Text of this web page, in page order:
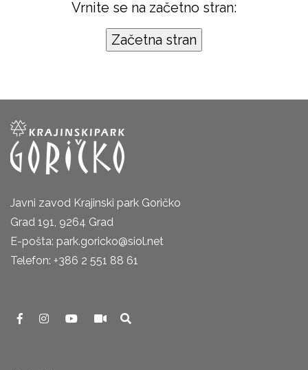
Vrnite se na začetno stran:
Javni zavod Krajinski park Goričko
Grad 191, 9264 Grad
E-pošta: park.goricko@siol.net
Telefon: +386 2 551 88 61